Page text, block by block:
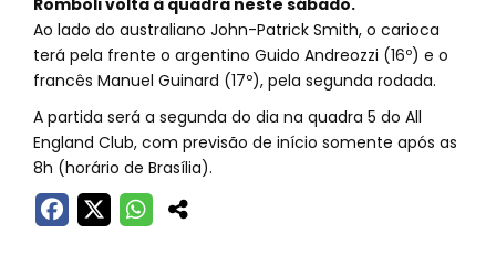
Romboli volta à quadra neste sábado.
Ao lado do australiano John-Patrick Smith, o carioca
terá pela frente o argentino Guido Andreozzi (16º) e o
francês Manuel Guinard (17º), pela segunda rodada.
A partida será a segunda do dia na quadra 5 do All
England Club, com previsão de início somente após as
8h (horário de Brasília).